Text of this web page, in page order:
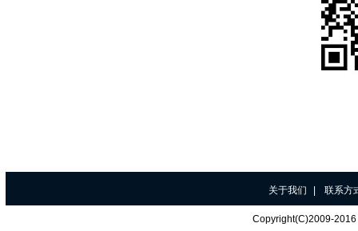
Copyright(C)2009-2016
关于我们 联系方